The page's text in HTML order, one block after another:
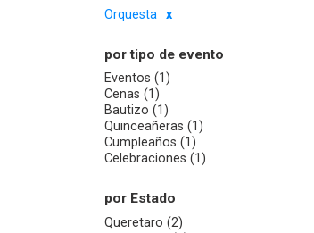
Orquesta
por tipo de evento
Eventos (1)
Cenas (1)
Bautizo (1)
Quinceañeras (1)
Cumpleaños (1)
Celebraciones (1)
por Estado
Queretaro (2)